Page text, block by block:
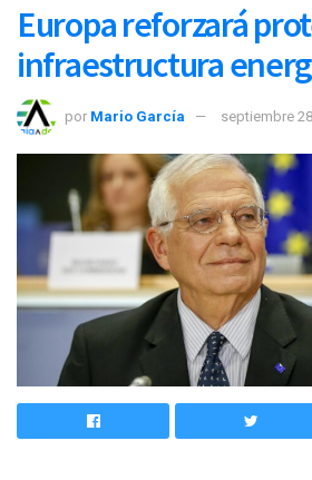
Europa reforzará
infraestructura
por Mario García septiembre